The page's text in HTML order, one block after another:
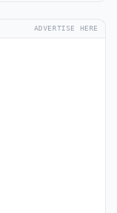
ADVERTISE HERE